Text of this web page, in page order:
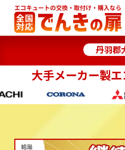
丹羽郡
大手メーカー製